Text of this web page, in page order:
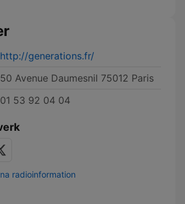
http://generations.fr/
50 Avenue Daumesnil 75012 Paris
01 53 92 04 04
radioinformation